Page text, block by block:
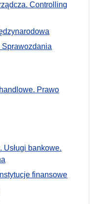
Controlling
Sprawozdania
Prawo
Usługi bankowe.
finansowe